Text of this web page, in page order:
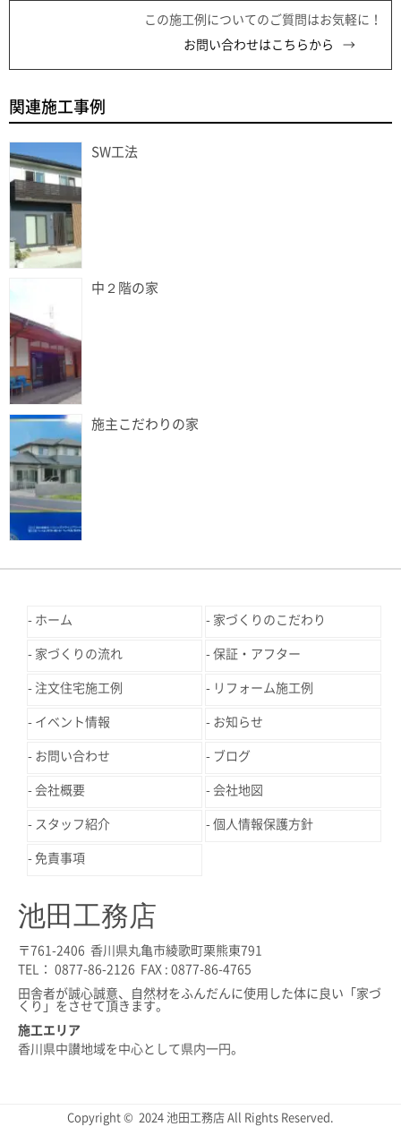
この施工例についてのご質問はお気軽に！
お問い合わせはこちらから
関連施工事例
SW工法
中２階の家
施主こだわりの家
ホーム 家づくりのこだわり
家づくりの流れ 保証・アフター
注文住宅施工例 リフォーム施工例
イベント情報 お知らせ
お問い合わせ ブログ
会社概要 会社地図
スタッフ紹介 個人情報保護方針
免責事項
池田工務店
〒761-2406 香川県丸亀市綾歌町栗熊東791
TEL： 0877-86-2126 FAX : 0877-86-4765
田舎者が誠心誠意、自然材をふんだんに使用した体に良い「家づ
くり」をさせて頂きます。
施工エリア
香川県中讃地域を中心として県内一円。
Copyright © 2024 池田工務店 All Rights Reserved.